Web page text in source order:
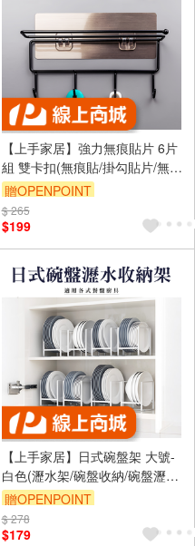
【上手家居】強力無痕貼片 6片
組 雙卡扣(無痕貼/掛勾貼片/無痕
掛勾/置物架貼片/免釘牆/無痕免
釘)
贈OPENPOINT
訂單滿999享9折
$ 265
$199
【上手家居】日式碗盤架 大號-
白色(瀝水架/碗盤收納/碗盤瀝水
架/盤架/盤子收納/碗盤收納架/盤
子架/盤子收納架/碗碟架)
贈OPENPOINT
訂單滿999享9折
$ 278
$179